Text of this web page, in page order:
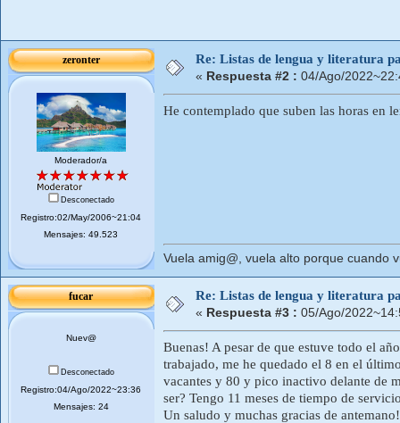
zeronter
Moderador/a
Desconectado
Registro:02/May/2006~21:04
Mensajes: 49.523
Re: Listas de lengua y literatura
« Respuesta #2 : 04/Ago/
He contemplado que suben las horas en
Vuela amig@, vuela alto porque cuando
fucar
Nuev@
Desconectado
Registro:04/Ago/2022~23:36
Mensajes: 24
Re: Listas de lengua y literatura
« Respuesta #3 : 05/Ago/
Buenas! A pesar de que estuve todo el
trabajado, me he quedado el 8 en el
vacantes y 80 y pico inactivo delante de
ser? Tengo 11 meses de tiempo de
Un saludo y muchas gracias de antemano!